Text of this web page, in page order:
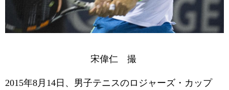
宋偉仁 撮
2015年8月14日、男子テニスのロジャーズ・カップ